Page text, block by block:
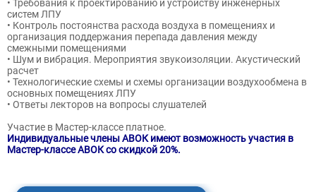
• Требования к проектированию и устройству инженерных
систем ЛПУ
• Контроль постоянства расхода воздуха в помещениях и
организация поддержания перепада давления между
смежными помещениями
• Шум и вибрация. Мероприятия звукоизоляции. Акустический
расчет
• Технологические схемы и схемы организации воздухообмена в
основных помещениях ЛПУ
• Ответы лекторов на вопросы слушателей
Участие в Мастер-классе платное.
Индивидуальные члены АВОК имеют возможность участия в
Мастер-классе АВОК со скидкой 20%.